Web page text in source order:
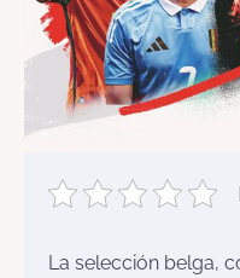
La selección belga,